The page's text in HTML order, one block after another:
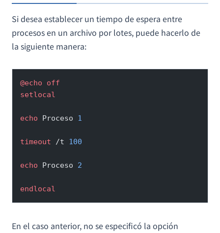
Si desea establecer un tiempo de espera entre
procesos en un archivo por lotes, puede hacerlo de
la siguiente manera:
@echo off
setlocal
echo Proceso 1
timeout /t 100
echo Proceso 2
endlocal
En el caso anterior, no se especificó la opción